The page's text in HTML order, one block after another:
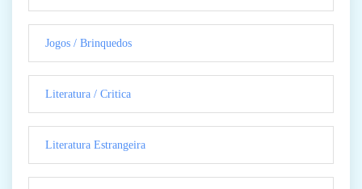
Jogos / Brinquedos
Literatura / Critica
Literatura Estrangeira